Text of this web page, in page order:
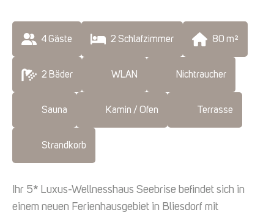
4 Gäste 2 Schlafzimmer 80 m²
2 Bäder WLAN Nichtraucher
Sauna Kamin / Ofen Terrasse
Strandkorb
Ihr 5* Luxus-Wellnesshaus Seebrise befindet sich in
einem neuen Ferienhausgebiet in Bliesdorf mit